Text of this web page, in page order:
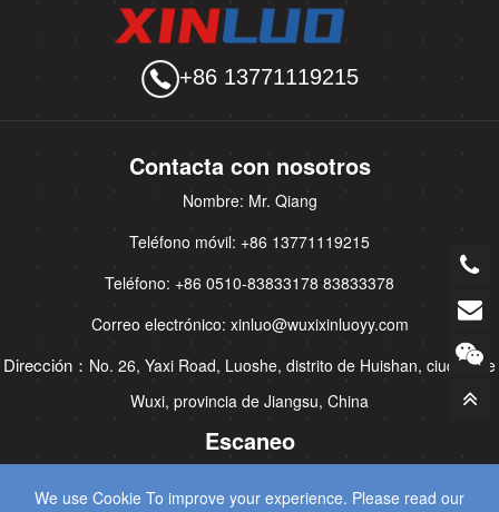
We use Cookie To improve your experience. Please read our
+86 13771119215
Contacta con nosotros
Nombre: Mr. Qiang
Teléfono móvil: +86 13771119215
Teléfono: +86 0510-83833178 83833378
Correo electrónico: xinluo@wuxixinluoyy.com
Dirección： No. 26, Yaxi Road, Luoshe, distrito de Huishan, ciudad de
Wuxi, provincia de Jiangsu, China
Escaneo